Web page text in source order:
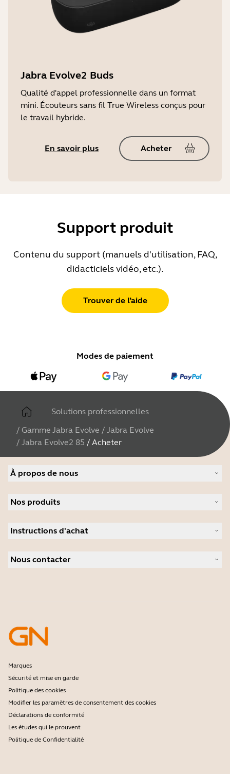
Jabra Evolve2 Buds
Qualité d'appel professionnelle dans un format
mini. Écouteurs sans fil True Wireless conçus pour
le travail hybride.
En savoir plus Acheter
Support produit
Contenu du support (manuels d'utilisation, FAQ,
didacticiels vidéo, etc.).
Trouver de l’aide
Modes de paiement
Solutions professionnelles
/ Gamme Jabra Evolve / Jabra Evolve
/ Jabra Evolve2 85 / Acheter
À propos de nous
Carrières
Actualité et communiqués de presse
Études de cas
Nos produits
Speakerphones
Caméras personnelles
Logiciels
Instructions d'achat
Distributeurs
Nous contacter
Programme Développeurs
Programme Partenaires
Politique de fin de vie de l'entreprise
Marques
Sécurité et mise en garde
Politique des cookies
Modifier les paramètres de consentement des cookies
Déclarations de conformité
Les études qui le prouvent
Politique de Confidentialité